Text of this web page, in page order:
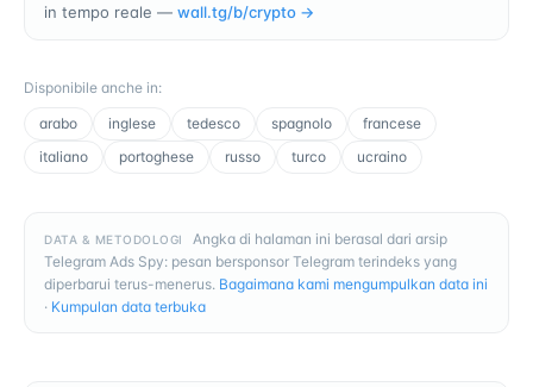
in tempo reale — wall.tg/b/crypto →
Disponibile anche in:
arabo
inglese tedesco spagnolo
francese
italiano
portoghese russo turco ucraino
DATA & METODOLOGI
Angka di halaman ini berasal dari arsip
Telegram Ads Spy: pesan bersponsor Telegram terindeks yang
diperbarui terus-menerus. Bagaimana kami mengumpulkan data ini
· Kumpulan data terbuka